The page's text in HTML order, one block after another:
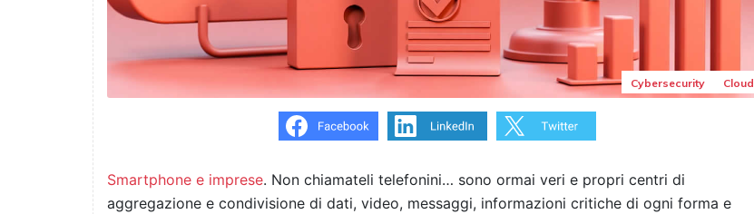
Cybersecurity Cloud
Smartphone e imprese. Non chiamateli telefonini… sono ormai veri e propri centri di
aggregazione e condivisione di dati, video, messaggi, informazioni critiche di ogni forma e